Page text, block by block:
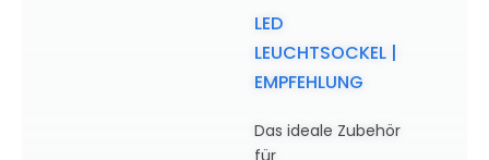
LED
LEUCHTSOCKEL |
EMPFEHLUNG
Das ideale Zubehör
für